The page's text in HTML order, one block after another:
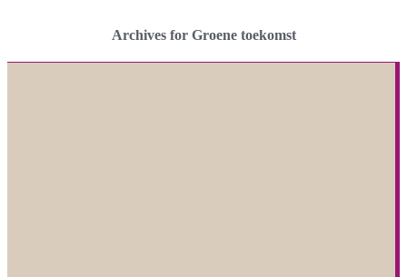
Archives for Groene toekomst